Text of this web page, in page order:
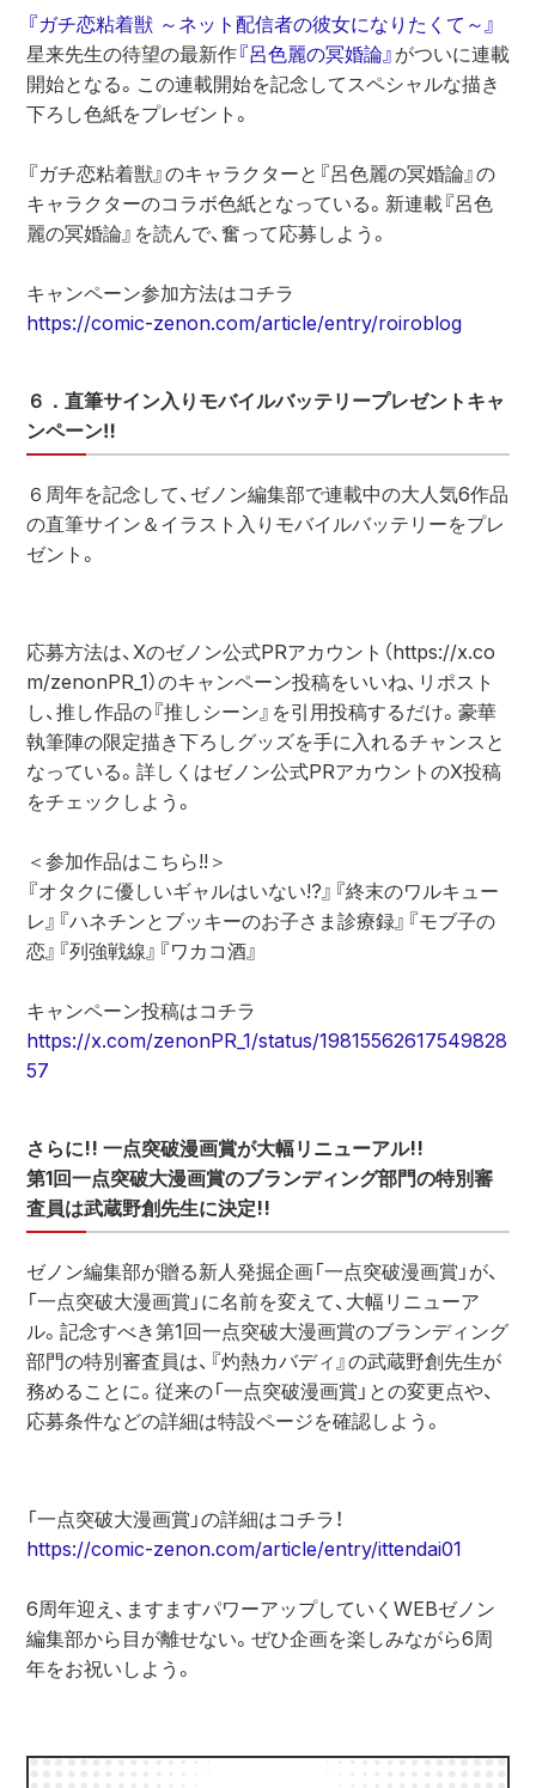
『ガチ恋粘着獣 ～ネット配信者の彼女になりたくて～』
星来先生の待望の最新作『呂色麗の冥婚論』 がついに連載
開始となる。この連載開始を記念してスペシャルな描き
下ろし色紙をプレゼント。
『ガチ恋粘着獣』のキャラクターと『呂色麗の冥婚論』の
キャラクターのコラボ色紙となっている。新連載『呂色
麗の冥婚論』を読んで、奮って応募しよう。
キャンペーン参加方法はコチラ
https://comic-zenon.com/article/entry/roiroblog
６．直筆サイン入りモバイルバッテリープレゼントキャ
ンペーン‼︎
６周年を記念して、ゼノン編集部で連載中の大人気6作品
の直筆サイン＆イラスト入りモバイルバッテリーをプレ
ゼント。
応募方法は、Xのゼノン公式PRアカウント（https://x.co
m/zenonPR_1）のキャンペーン投稿をいいね、リポスト
し、推し作品の『推しシーン』を引用投稿するだけ。豪華
執筆陣の限定描き下ろしグッズを手に入れるチャンスと
なっている。詳しくはゼノン公式PRアカウントのX投稿
をチェックしよう。
＜参加作品はこちら!!＞
『オタクに優しいギャルはいない!?』『終末のワルキュー
レ』『ハネチンとブッキーのお子さま診療録』『モブ子の
恋』『列強戦線』『ワカコ酒』
キャンペーン投稿はコチラ
https://x.com/zenonPR_1/status/19815562617549828
57
さらに!! 一点突破漫画賞が大幅リニューアル!!
第1回一点突破大漫画賞のブランディング部門の特別審
査員は武蔵野創先生に決定!!
ゼノン編集部が贈る新人発掘企画「一点突破漫画賞」が、
「一点突破大漫画賞」に名前を変えて、大幅リニューア
ル。記念すべき第1回一点突破大漫画賞のブランディング
部門の特別審査員は、『灼熱カバディ』の武蔵野創先生が
務めることに。従来の「一点突破漫画賞」との変更点や、
応募条件などの詳細は特設ページを確認しよう。
「一点突破大漫画賞」の詳細はコチラ！
https://comic-zenon.com/article/entry/ittendai01
6周年迎え、ますますパワーアップしていくWEBゼノン
編集部から目が離せない。ぜひ企画を楽しみながら6周
年をお祝いしよう。